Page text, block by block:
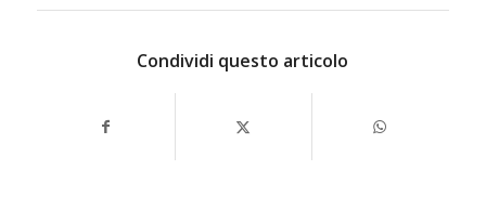
Condividi questo articolo